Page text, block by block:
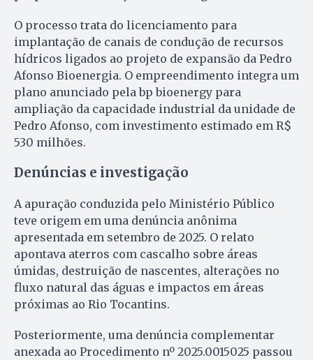
O processo trata do licenciamento para
implantação de canais de condução de recursos
hídricos ligados ao projeto de expansão da Pedro
Afonso Bioenergia. O empreendimento integra um
plano anunciado pela bp bioenergy para
ampliação da capacidade industrial da unidade de
Pedro Afonso, com investimento estimado em R$
530 milhões.
Denúncias e investigação
A apuração conduzida pelo Ministério Público
teve origem em uma denúncia anônima
apresentada em setembro de 2025. O relato
apontava aterros com cascalho sobre áreas
úmidas, destruição de nascentes, alterações no
fluxo natural das águas e impactos em áreas
próximas ao Rio Tocantins.
Posteriormente, uma denúncia complementar
anexada ao Procedimento nº 2025.0015025 passou